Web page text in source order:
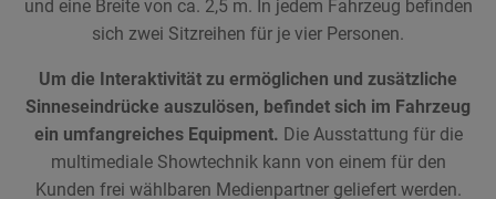
und eine Breite von ca. 2,5 m. In jedem Fahrzeug befinden
sich zwei Sitzreihen für je vier Personen.
Um die Interaktivität zu ermöglichen und zusätzliche
Sinneseindrücke auszulösen, befindet sich im Fahrzeug
ein umfangreiches Equipment. Die Ausstattung für die
multimediale Showtechnik kann von einem für den
Kunden frei wählbaren Medienpartner geliefert werden.